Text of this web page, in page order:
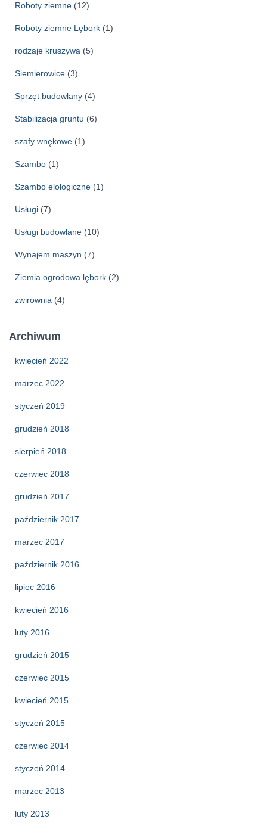
Roboty ziemne (12)
Roboty ziemne Lębork (1)
rodzaje kruszywa (5)
Siemierowice (3)
Sprzęt budowlany (4)
Stabilizacja gruntu (6)
szafy wnękowe (1)
Szambo (1)
Szambo elologiczne (1)
Usługi (7)
Usługi budowlane (10)
Wynajem maszyn (7)
Ziemia ogrodowa lębork (2)
żwirownia (4)
Archiwum
kwiecień 2022
marzec 2022
styczeń 2019
grudzień 2018
sierpień 2018
czerwiec 2018
grudzień 2017
październik 2017
marzec 2017
październik 2016
lipiec 2016
kwiecień 2016
luty 2016
grudzień 2015
czerwiec 2015
kwiecień 2015
styczeń 2015
czerwiec 2014
styczeń 2014
marzec 2013
luty 2013